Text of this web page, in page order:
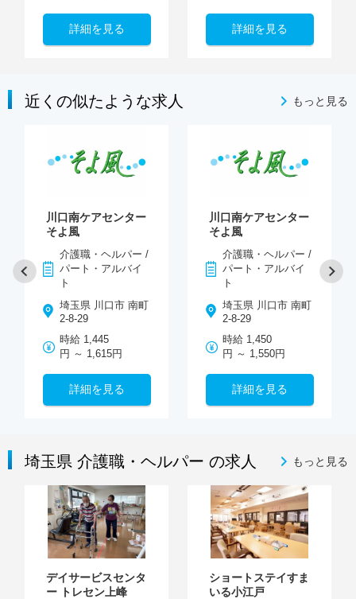
詳細を見る 詳細を見る
近くの似たような求人 もっと見る
川口南ケアセンター
そよ風
介護職・ヘルパー /
パート・アルバイ
ト
埼玉県 川口市 南町
2-8-29
時給 1,445
円 ～ 1,615円
詳細を見る
川口南ケアセンター
そよ風
介護職・ヘルパー /
パート・アルバイ
ト
埼玉県 川口市 南町
2-8-29
時給 1,450
円 ～ 1,550円
詳細を見る
埼玉県 介護職・ヘルパー の求人 もっと見る
デイサービスセンタ
ー トレセン上峰
ショートステイすま
いる小江戸